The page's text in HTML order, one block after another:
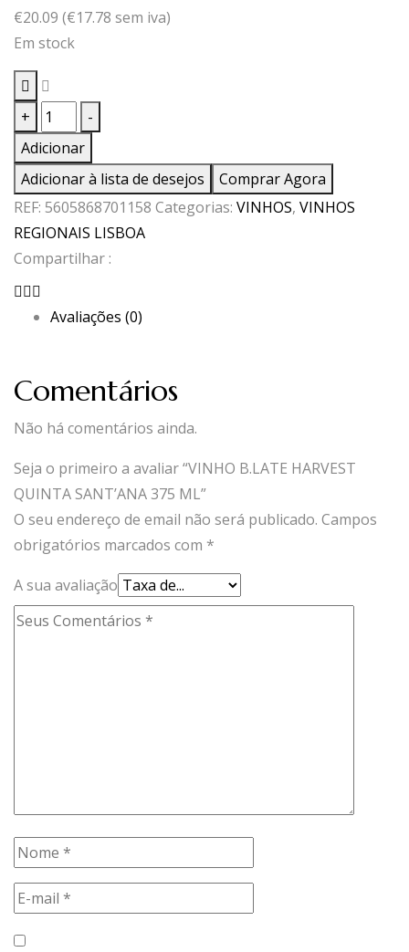
€20.09 (€17.78 sem iva)
Em stock
+
Quantidade
de
VINHO
B.LATE
HARVEST
QUINTA
SANT'ANA
ML
-
Adicionar
Adicionar à lista de desejos
Comprar Agora
REF: 5605868701158 Categorias: VINHOS, VINHOS
REGIONAIS LISBOA
Compartilhar :
Avaliações (0)
Comentários
Não há comentários ainda.
Seja o primeiro a avaliar “VINHO B.LATE HARVEST
QUINTA SANT’ANA 375 ML”
O seu endereço de email não será publicado. Campos
obrigatórios marcados com *
A sua avaliação